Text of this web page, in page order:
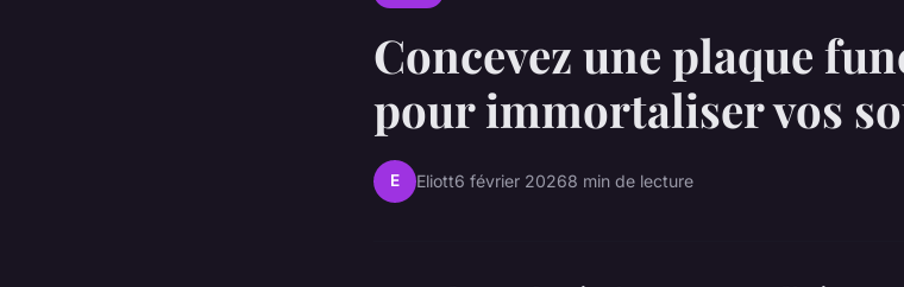
Concevez une plaque
pour immortaliser vos
E Eliott6 février 20268 min de lecture